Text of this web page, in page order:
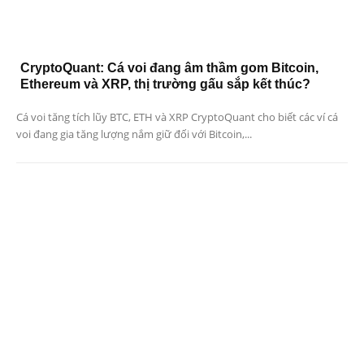
CryptoQuant: Cá voi đang âm thầm gom Bitcoin,
Ethereum và XRP, thị trường gấu sắp kết thúc?
Cá voi tăng tích lũy BTC, ETH và XRP CryptoQuant cho biết các ví cá
voi đang gia tăng lượng nắm giữ đối với Bitcoin,...